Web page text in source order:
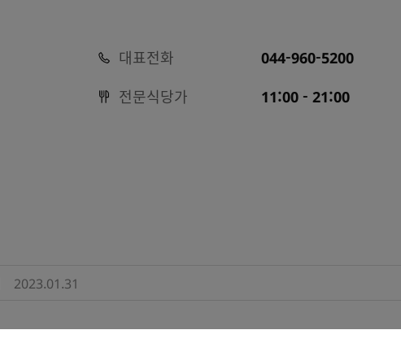
대표전화
044-960-5200
전문식당가
11:00 - 21:00
2023.01.31